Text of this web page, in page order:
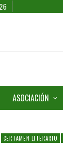
ASOCIACIÓN
CERTAMEN LITERARIO